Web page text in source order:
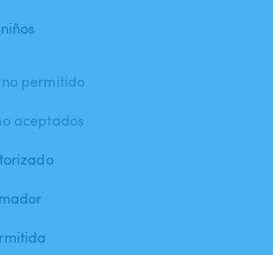
permitido
aceptados